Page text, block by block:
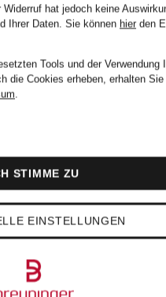
Face
TOMMY
JEANS
UNDER
ARMOUR
hat jedoch keine
Ihrer Daten. Sie können hier den
Tools und der Verwendung
die Cookies erheben, erhalten
.
EINSTELLUNGEN
STIMME ZU